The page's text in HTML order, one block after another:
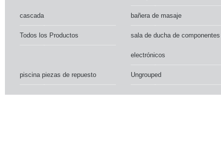
cascada bañera de masaje
Todos los Productos sala de ducha de componentes
electrónicos
piscina piezas de repuesto Ungrouped